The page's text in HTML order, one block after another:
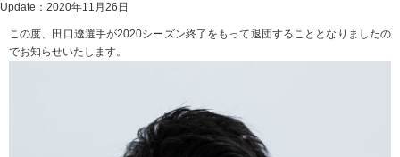
Update：2020年11月26日
この度、田口遼選手が2020シーズン終了をもって退団することとなりましたの
でお知らせいたします。